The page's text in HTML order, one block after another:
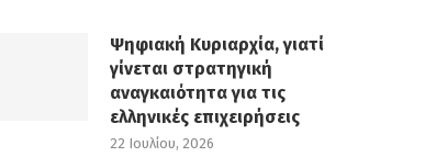
Ψηφιακή Κυριαρχία, γιατί
γίνεται στρατηγική
αναγκαιότητα για τις
ελληνικές επιχειρήσεις
22 Ιουλίου, 2026